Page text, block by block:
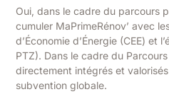
Oui, dans le cadre du parcours
cumuler MaPrimeRénov’ avec
d’Économie d’Énergie (CEE) et
PTZ). Dans le cadre du
directement intégrés et valorisés
subvention globale.